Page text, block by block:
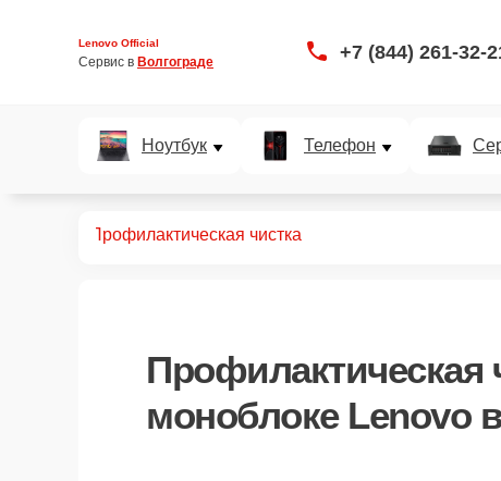
Lenovo Official
Сервис в Волгограде +7 (844) 261-32-
Ноутбук Телефон
Профилактическая чистка
Профилактическая
моноблоке Lenovo